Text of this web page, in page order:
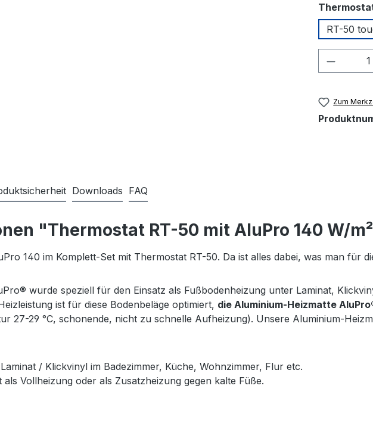
RT-50
Zum
Downloads FAQ
"Thermostat RT-50 mit AluPro 140 W/
140 im Komplett-Set mit Thermostat RT-50. Da ist alles dabei, was man für
wurde speziell für den Einsatz als Fußbodenheizung unter Laminat,
ist für diese Bodenbeläge optimiert, die Aluminium-Heizmatte
27-29 °C, schonende, nicht zu schnelle Aufheizung). Unsere Aluminium-
/ Klickvinyl im Badezimmer, Küche, Wohnzimmer, Flur etc.
Vollheizung oder als Zusatzheizung gegen kalte Füße.